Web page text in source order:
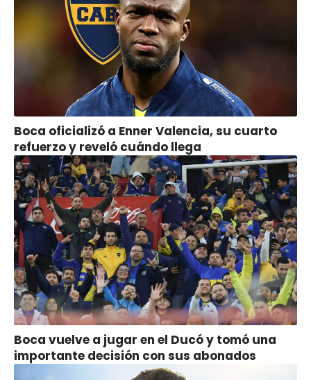
Boca oficializó a Enner Valencia, su cuarto
refuerzo y reveló cuándo llega
Boca vuelve a jugar en el Ducó y tomó una
importante decisión con sus abonados